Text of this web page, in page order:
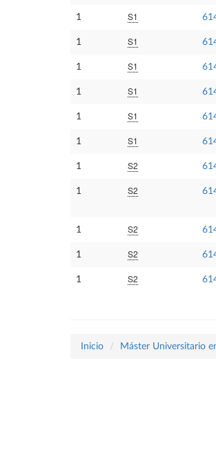
1 S1
1 S1
1 S1
1 S1
1 S1
1 S1
1 S2
1 S2
1 S2
1 S2
1 S2
Inicio Máster Universitario